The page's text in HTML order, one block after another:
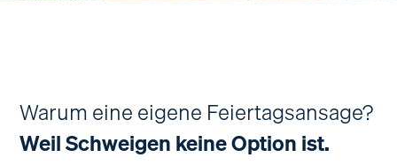
Warum eine eigene Feiertagsansage?
Weil Schweigen keine Option ist.